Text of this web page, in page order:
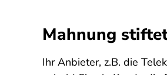
Mahnung
Ihr Anbieter, z.B. die